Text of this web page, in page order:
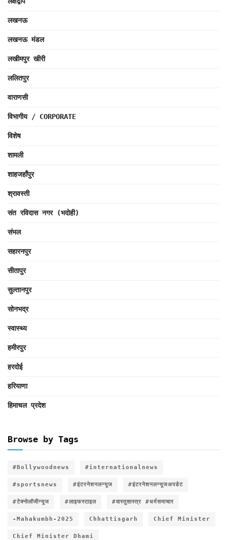
लखनऊ
लखनऊ मंडल
लखीमपुर खीरी
ललितपुर
वाराणसी
विभागीय / CORPORATE
विशेष
शामली
शाहजहाँपुर
श्रावस्ती
संत रविदास नगर (भदोही)
संभल
सहारनपुर
सीतापुर
सुल्तानपुर
सोनभद्र
स्वास्थ्य
हमीरपुर
हरदोई
हरियाणा
हिमाचल प्रदेश
Browse by Tags
#Bollywoodnews #internationalnews
#sportsnews #इंटरनेशनलन्यूज #इंटरनेशनलन्यूजअपडेट
#टेक्नोलॉजीन्यूज #लाइफस्टाइल #वास्तुशास्त्र #धर्मसमाचार
-Mahakumbh-2025 Chhattisgarh Chief Minister
Chief Minister Dhami